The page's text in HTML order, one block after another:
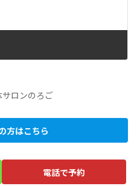
方はこちら
電話で予約